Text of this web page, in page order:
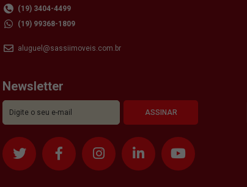
(19) 3404-4499
(19) 99368-1809
aluguel@sassiimoveis.com.br
Newsletter